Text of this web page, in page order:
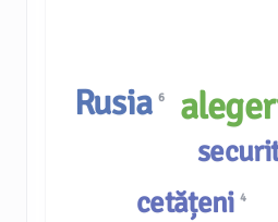
cetățeni 4
Rusia6